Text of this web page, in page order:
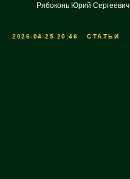
Рябоконь Юрий Сергеевич
2026-04-25 20:46 СТАТЬИ